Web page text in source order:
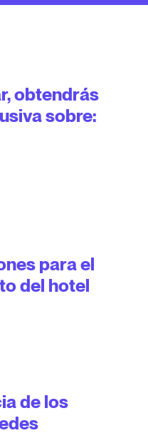
obtendrás
sobre:
para el
del hotel
de los